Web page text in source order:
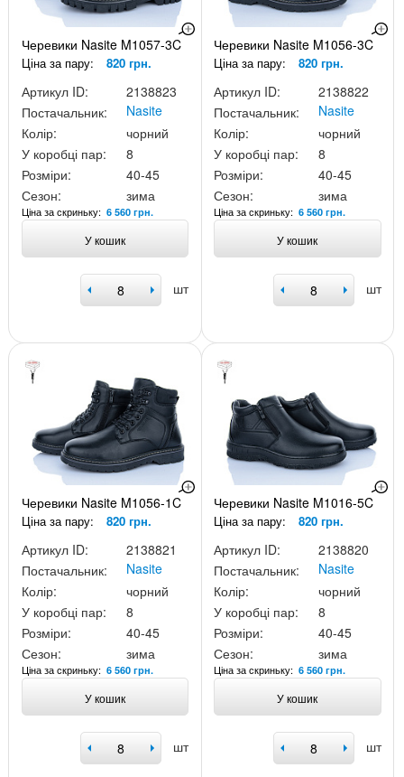
Черевики Nasite M1057-3C
Ціна за пару: 820 грн.
Артикул ID:
2138823
Постачальник:
Nasite
Колір:
чорний
У коробці пар:
8
Розміри:
40-45
Сезон:
зима
Ціна за скриньку: 6 560 грн.
У кошик
шт
Черевики Nasite M1056-3C
Ціна за пару: 820 грн.
Артикул ID:
2138822
Постачальник:
Nasite
Колір:
чорний
У коробці пар:
8
Розміри:
40-45
Сезон:
зима
Ціна за скриньку:6 560 грн.
У кошик
шт
Черевики Nasite M1056-1C
Ціна за пару: 820 грн.
Артикул ID:
2138821
Постачальник:
Nasite
Колір:
чорний
У коробці пар:
8
Розміри:
40-45
Сезон:
зима
Ціна за скриньку: 6 560 грн.
У кошик
шт
Черевики Nasite M1016-5C
Ціна за пару: 820 грн.
Артикул ID:
2138820
Постачальник:
Nasite
Колір:
чорний
У коробці пар:
8
Розміри:
40-45
Сезон:
зима
Ціна за скриньку:6 560 грн.
У кошик
шт